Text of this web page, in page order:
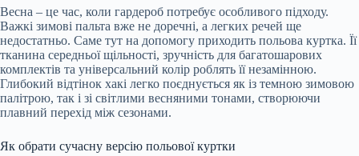
Весна – це час, коли гардероб потребує особливого підходу.
Важкі зимові пальта вже не доречні, а легких речей ще
недостатньо. Саме тут на допомогу приходить польова куртка. Її
тканина середньої щільності, зручність для багатошарових
комплектів та універсальний колір роблять її незамінною.
Глибокий відтінок хакі легко поєднується як із темною зимовою
палітрою, так і зі світлими весняними тонами, створюючи
плавний перехід між сезонами.
Як обрати сучасну версію польової куртки